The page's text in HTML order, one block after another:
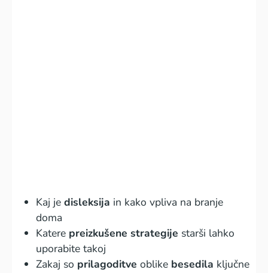
Kaj je disleksija in kako vpliva na branje
doma
Katere preizkušene strategije starši lahko
uporabite takoj
Zakaj so prilagoditve oblike besedila ključne